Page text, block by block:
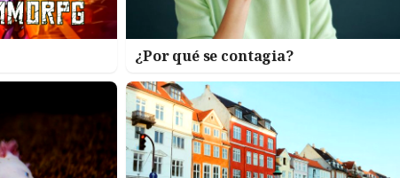
¿Por qué se contagia?